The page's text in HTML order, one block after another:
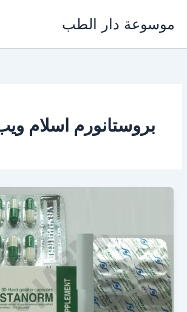
المحتوى
موسوعة دار الطب
بروستانورم اسلام